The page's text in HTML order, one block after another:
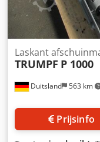
Duitsland 563 km
Laskant
TRUMPF P 1000
Prijsinfo